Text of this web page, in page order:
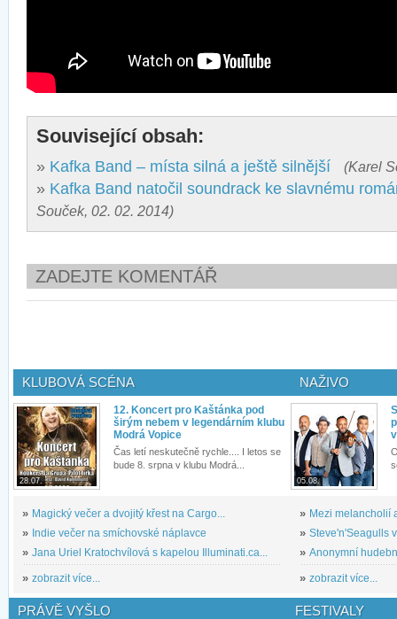
Související obsah:
» Kafka Band – místa silná a ještě silnější (Karel
» Kafka Band natočil soundrack ke slavnému
Souček, 02. 02. 2014)
ZADEJTE KOMENTÁŘ
KLUBOVÁ SCÉNA
28.07.
12. Koncert pro Kaštánka pod
širým nebem v legendárním klubu
Modrá Vopice
Čas letí neskutečně rychle.... I letos se
bude 8. srpna v klubu Modrá...
» Magický večer a dvojitý křest na Cargo...
» Indie večer na smíchovské náplavce
» Jana Uriel Kratochvílová s kapelou Illuminati.ca...
» zobrazit více...
NAŽIVO
05.08.
» Mezi melancholií
» Steve'n'Seagulls
» Anonymní
» zobrazit více...
PRÁVĚ VYŠLO FESTIVALY